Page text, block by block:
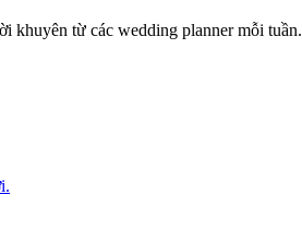
khuyên từ các wedding planner mỗi tuần.